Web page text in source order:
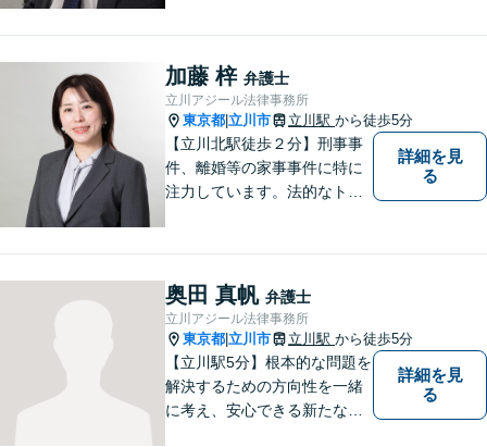
法を指南します。） ◆弁護士
に依頼したら、費用はいくら
かかるのか。
加藤 梓 弁護士
立川アジール法律事務所
東京都 立川市 立川駅 から徒歩5分
【立川北駅徒歩２分】刑事事
件、離婚等の家事事件に特に
注力しています。法的なトラ
日でも早く取り戻すため、誠
心誠意を尽くします。
詳細を見
る
奥田 真帆 弁護士
立川アジール法律事務所
東京都 立川市 立川駅 から徒歩5分
【立川駅5分】根本的な問題を
解決するための方向性を一緒
に考え、安心できる新たなス
詳細を見
る